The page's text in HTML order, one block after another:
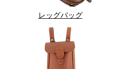
レッグバッグ